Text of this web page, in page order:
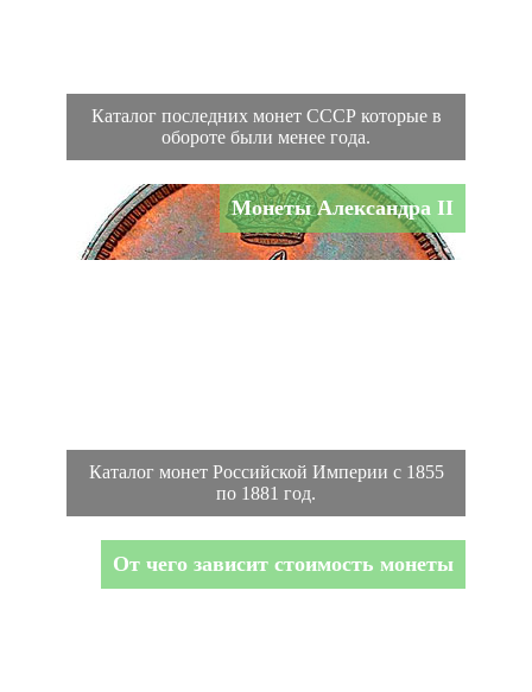
Каталог последних монет СССР которые в
обороте были менее года.
Монеты Александра II
Каталог монет Российской Империи с 1855
по 1881 год.
От чего зависит стоимость монеты